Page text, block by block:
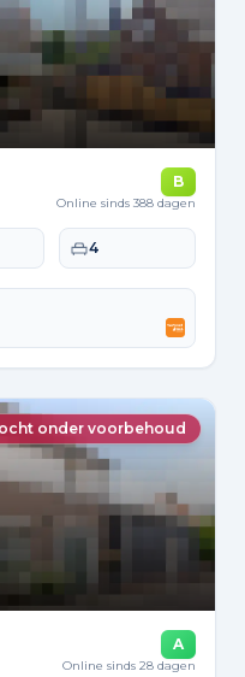
B
Online sinds 388 dagen
Slaapkamers
4
onder voorbehoud
A
Online sinds 28 dagen